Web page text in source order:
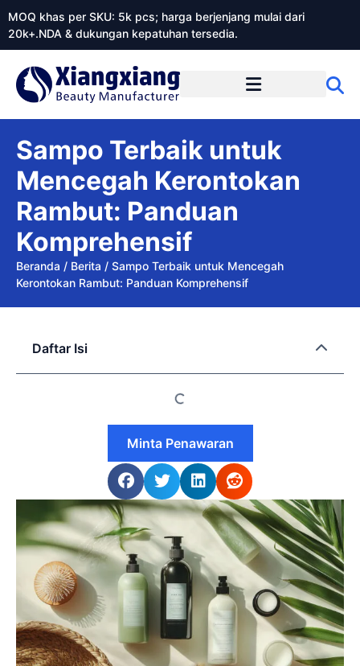
MOQ khas per SKU: 5k pcs; harga berjenjang mulai dari
20k+.NDA & dukungan kepatuhan tersedia.
Sampo Terbaik untuk
Mencegah Kerontokan
Rambut: Panduan
Komprehensif
Beranda / Berita / Sampo Terbaik untuk Mencegah
Kerontokan Rambut: Panduan Komprehensif
Daftar Isi
Minta Penawaran